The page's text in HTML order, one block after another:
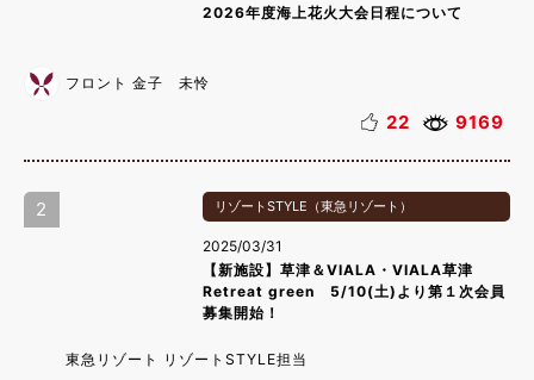
2026年度海上花火大会日程について
フロント 金子 未怜
22 9169
2 リゾートSTYLE（東急リゾート）
2025/03/31
【新施設】草津＆VIALA・VIALA草津
Retreat green 5/10(土)より第１次会員
募集開始！
東急リゾート リゾートSTYLE担当